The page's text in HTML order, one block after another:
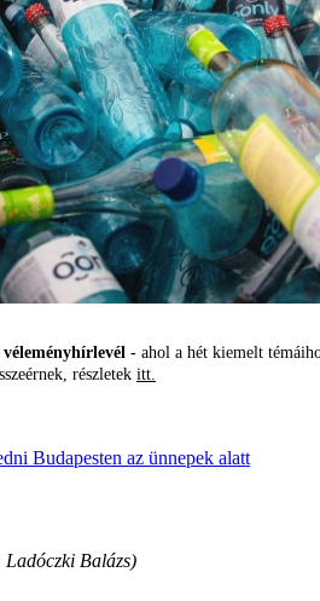
- ahol a hét kiemelt
részletek itt.
Budapesten az ünnepek alatt
Balázs)